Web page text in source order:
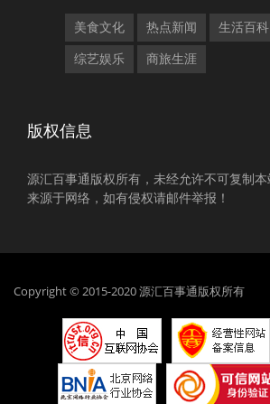
美食文化 热点新闻 生活百科
综艺娱乐 商旅生涯
版权信息
源汇百事通版权所有，未经允许不可复制
来源于网络，如有侵权请邮件举报！
Copyright © 2015-2020 源汇百事通版权所有